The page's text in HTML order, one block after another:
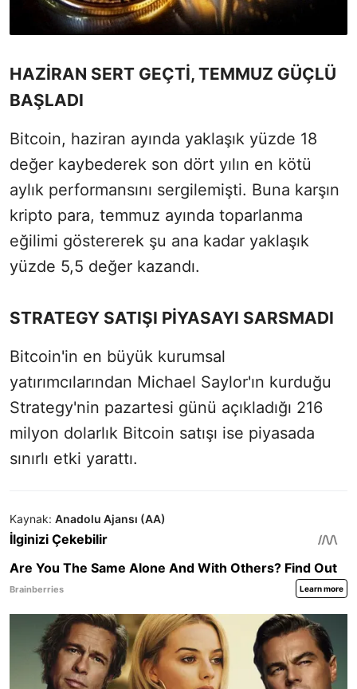
HAZİRAN SERT GEÇTİ, TEMMUZ GÜÇLÜ
BAŞLADI
Bitcoin, haziran ayında yaklaşık yüzde 18
değer kaybederek son dört yılın en kötü
aylık performansını sergilemişti. Buna karşın
kripto para, temmuz ayında toparlanma
eğilimi göstererek şu ana kadar yaklaşık
yüzde 5,5 değer kazandı.
STRATEGY SATIŞI PİYASAYI SARSMADI
Bitcoin'in en büyük kurumsal
yatırımcılarından Michael Saylor'ın kurduğu
Strategy'nin pazartesi günü açıkladığı 216
milyon dolarlık Bitcoin satışı ise piyasada
sınırlı etki yarattı.
Kaynak: Anadolu Ajansı (AA)